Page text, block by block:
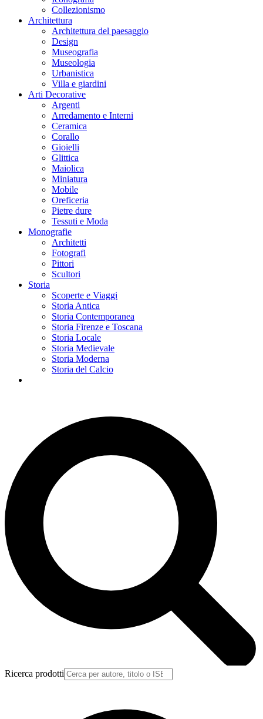
Collezionismo
Architettura
Architettura del paesaggio
Design
Museografia
Museologia
Urbanistica
Villa e giardini
Arti Decorative
Argenti
Arredamento e Interni
Ceramica
Corallo
Gioielli
Glittica
Maiolica
Miniatura
Mobile
Oreficeria
Pietre dure
Tessuti e Moda
Monografie
Architetti
Fotografi
Pittori
Scultori
Storia
Scoperte e Viaggi
Storia Antica
Storia Contemporanea
Storia Firenze e Toscana
Storia Locale
Storia Medievale
Storia Moderna
Storia del Calcio
Ricerca prodotti